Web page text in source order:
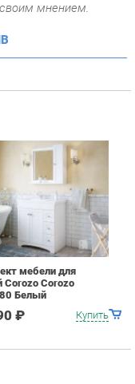
Купить
мебели для
Corozo
₽